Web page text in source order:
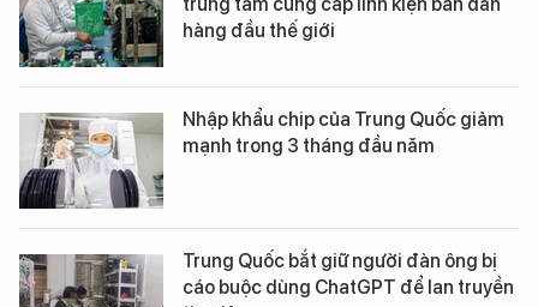
hàng đầu thế giới
Nhập khẩu chip của Trung Quốc giảm
mạnh trong 3 tháng đầu năm
Trung Quốc bắt giữ người đàn ông bị
cáo buộc dùng ChatGPT để lan truyền